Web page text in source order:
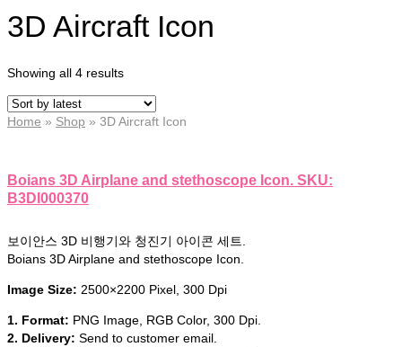
3D Aircraft Icon
Showing all 4 results
Home » Shop » 3D Aircraft Icon
Boians 3D Airplane and stethoscope Icon. SKU:
B3DI000370
보이안스 3D 비행기와 청진기 아이콘 세트.
Boians 3D Airplane and stethoscope Icon.
Image Size: 2500×2200 Pixel, 300 Dpi
1. Format: PNG Image, RGB Color, 300 Dpi.
2. Delivery: Send to customer email.